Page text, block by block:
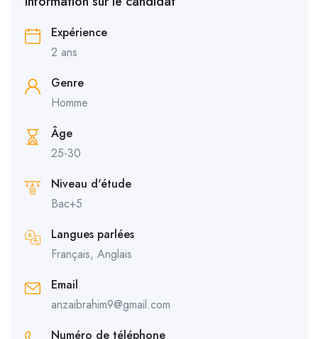
Expérience
2 ans
Genre
Homme
Âge
25-30
Niveau d'étude
Bac+5
Langues parlées
Français, Anglais
Email
anzaibrahim9@gmail.com
Numéro de téléphone